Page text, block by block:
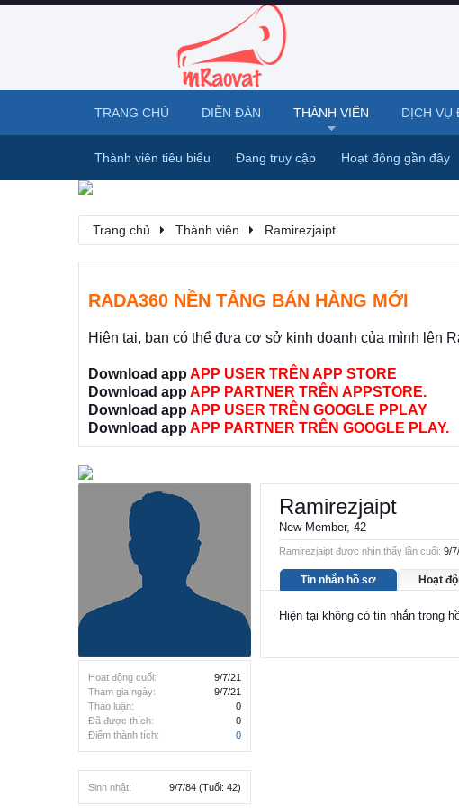
Trang chủ Thành viên Ramirezjaipt
RADA360 NỀN TẢNG BÁN HÀNG MỚI
Hiện tại, bạn có thể đưa cơ sở kinh doanh của mình lên
Download app APP USER TRÊN APP STORE
Download app APP PARTNER TRÊN APPSTORE.
Download app APP USER TRÊN GOOGLE PPLAY
Download app APP PARTNER TRÊN GOOGLE PLAY.
Hoạt động cuối:
9/7/21
Tham gia ngày:
9/7/21
Thảo luận:
0
Đã được thích:
0
Điểm thành tích:
0
Sinh nhật: 9/7/84 (Tuổi: 42)
Ramirezjaipt
New Member, 42
Ramirezjaipt được nhìn thấy lần cuối: 9/
Tin nhắn hồ sơ Hoạt
Hiện tại không có tin nhắn trong
TRANG CHỦ DIỄN ĐÀN THÀNH VIÊN
Thành viên tiêu biểu Đang truy cập Hoạt động gần đây
DỊCH VỤ